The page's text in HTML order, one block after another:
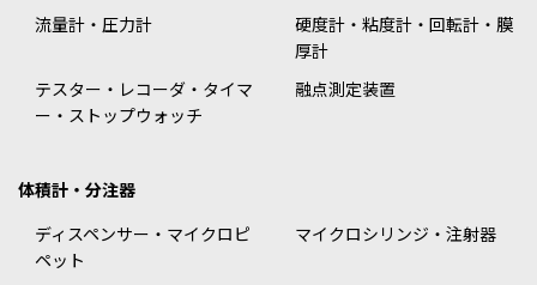
流量計・圧力計
硬度計・粘度計・回転計・膜
厚計
テスター・レコーダ・タイマ
ー・ストップウォッチ
融点測定装置
体積計・分注器
ディスペンサー・マイクロピ
ペット
マイクロシリンジ・注射器